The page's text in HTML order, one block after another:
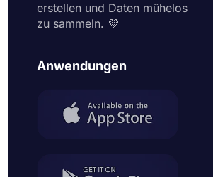
erstellen und Daten mühelos
zu sammeln. 💜
Anwendungen